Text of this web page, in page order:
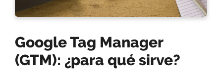
Google Tag Manager
(GTM): ¿para qué sirve?